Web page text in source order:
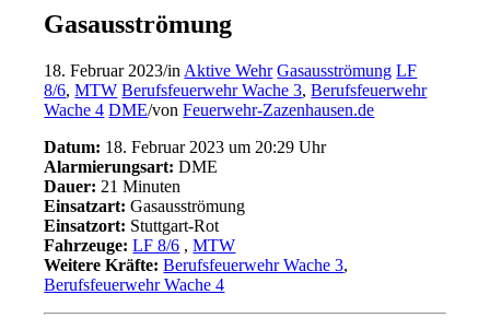
Gasausströmung
18. Februar 2023/in Aktive Wehr Gasausströmung LF
8/6,MTW Berufsfeuerwehr Wache 3,Berufsfeuerwehr
Wache 4 DME/vonFeuerwehr-Zazenhausen.de
Datum: 18. Februar 2023 um 20:29 Uhr
Alarmierungsart: DME
Dauer: 21 Minuten
Einsatzart: Gasausströmung
Einsatzort: Stuttgart-Rot
Fahrzeuge: LF 8/6 ,MTW
Weitere Kräfte: Berufsfeuerwehr Wache 3,
Berufsfeuerwehr Wache 4